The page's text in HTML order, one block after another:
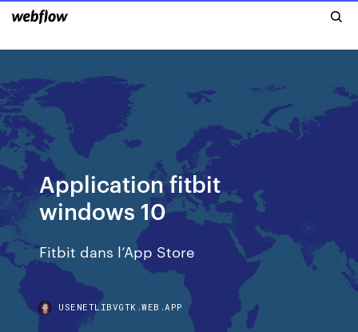
Application fitbit
windows 10
‎Fitbit dans l’App Store
USENETLIBVGTK.WEB.APP